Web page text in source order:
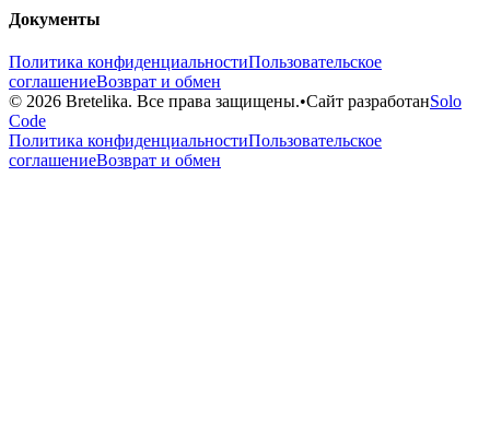
Документы
Политика конфиденциальностиПользовательское
соглашениеВозврат и обмен
© 2026 Bretelika. Все права защищены.•Сайт разработанSolo
Code
Политика конфиденциальностиПользовательское
соглашениеВозврат и обмен